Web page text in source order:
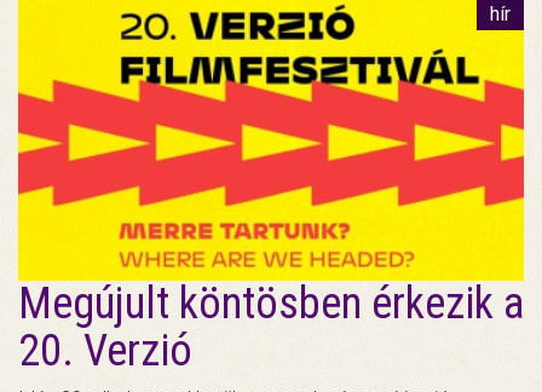
hír
Megújult köntösben érkezik a
20. Verzió